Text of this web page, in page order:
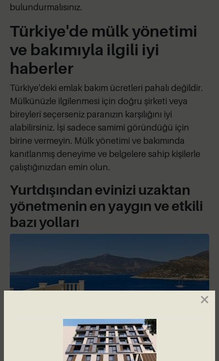
bulundurmalısınız.
Türkiye'de mülk yönetimi
ve bakımıyla ilgili iyi
haberler
Türkiye'deki emlak bakım ücretleri pahalı değildir.
Mülkünüzle ilgilenmesi için doğru şirketi veya
bireyleri seçerseniz paranızın karşılığını iyi
alabilirsiniz. İşi sadece samimi göründüğü için
birine vermeyin. Mülk yönetimi ve bakımında
kanıtlanmış deneyime ve belgelere sahip kişilerle
çalıştığınızdan emin olun.
Yurtdışından evinizi uzaktan
yönetmenin en yaygın ve etkili
bazı yolları